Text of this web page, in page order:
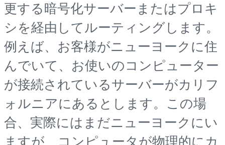
更する暗号化サーバーまたはプロキ
シを経由してルーティングします。
例えば、お客様がニューヨークに住
んでいて、お使いのコンピューター
が接続されているサーバーがカリフ
ォルニアにあるとします。この場
合、実際にはまだニューヨークにい
ますが、コンピュータが物理的にカ